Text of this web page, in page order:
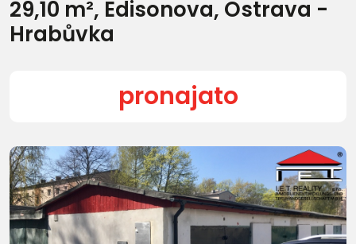
29,10 m², Edisonova, Ostrava -
Hrabůvka
pronajato